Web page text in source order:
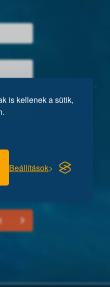
is kellenek a sütik,
Beállítások